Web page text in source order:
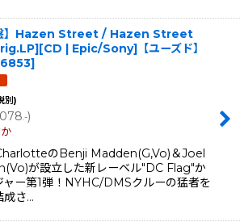
盤】Hazen Street / Hazen Street
| Epic/Sony]【ユーズド】
]
別)
.-)
のBenji Madden(G,Vo)＆Joel
が設立した新レーベル"DC Flag"か
ャー第1弾！NYHC/DMSクルーの猛者を
成さ…